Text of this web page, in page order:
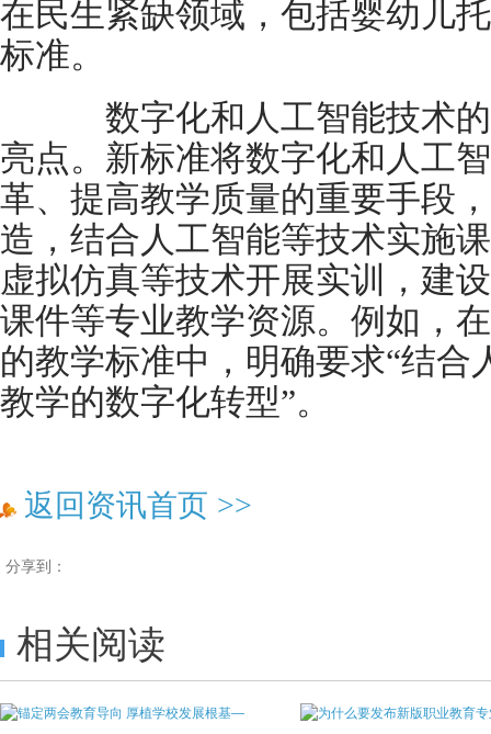
在民生紧缺领域，包括婴幼儿
标准。
数字化和人工智能技术的
亮点。新标准将数字化和人工
革、提高教学质量的重要手段
造，结合人工智能等技术实施
虚拟仿真等技术开展实训，建
课件等专业教学资源。例如，
的教学标准中，明确要求“结合
教学的数字化转型”。
返回资讯首页 >>
分享到：
相关阅读